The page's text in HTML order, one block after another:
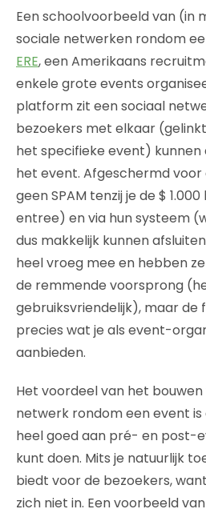
Een schoolvoorbeeld van (in
sociale netwerken rondom
ERE, een Amerikaans
enkele grote events
platform zit een sociaal
bezoekers met elkaar
het specifieke event)
het event. Afgeschermd
geen SPAM tenzij je de $
entree) en via hun systeem
dus makkelijk kunnen
heel vroeg mee en hebben
de remmende voorsprong
gebruiksvriendelijk), maar de
precies wat je als event-
aanbieden.
Het voordeel van het
netwerk rondom een event
heel goed aan pré- en post-
kunt doen. Mits je natuurlijk
biedt voor de bezoekers,
zich niet in. Een voorbeeld